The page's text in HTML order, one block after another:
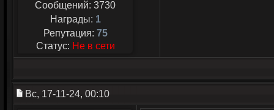
Сообщений: 3730
Награды: 1
Репутация: 75
Статус: Не в сети
Вс, 17-11-24, 00:10